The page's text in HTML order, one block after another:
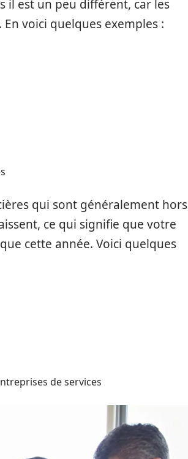
il est un peu différent, car les
voici quelques exemples :
qui sont généralement hors
ce qui signifie que votre
cette année. Voici quelques
de services